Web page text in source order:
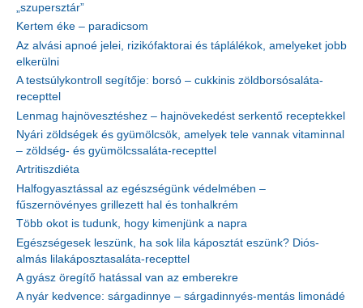
„szupersztár”
Kertem éke – paradicsom
Az alvási apnoé jelei, rizikófaktorai és táplálékok, amelyeket jobb
elkerülni
A testsúlykontroll segítője: borsó – cukkinis zöldborsósaláta-
recepttel
Lenmag hajnövesztéshez – hajnövekedést serkentő receptekkel
Nyári zöldségek és gyümölcsök, amelyek tele vannak vitaminnal
– zöldség- és gyümölcssaláta-recepttel
Artritiszdiéta
Halfogyasztással az egészségünk védelmében –
fűszernövényes grillezett hal és tonhalkrém
Több okot is tudunk, hogy kimenjünk a napra
Egészségesek leszünk, ha sok lila káposztát eszünk? Diós-
almás lilakáposztasaláta-recepttel
A gyász öregítő hatással van az emberekre
A nyár kedvence: sárgadinnye – sárgadinnyés-mentás limonádé